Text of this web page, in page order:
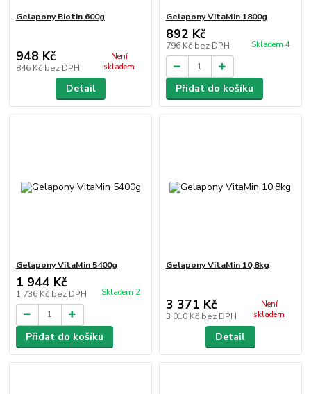
Gelapony Biotin 600g
948 Kč
846 Kč bez DPH
Není
skladem
Detail
Gelapony VitaMin 1800g
892 Kč
796 Kč bez DPH Skladem 4
Přidat do košíku
Gelapony VitaMin 5400g
1 944 Kč
1 736 Kč bez DPH Skladem 2
Přidat do košíku
Gelapony VitaMin 10,8kg
3 371 Kč
3 010 Kč bez DPH
Není
skladem
Detail